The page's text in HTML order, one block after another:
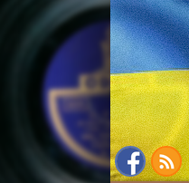
opera
opera
opera
opera
opera
opera
opera
opera
opera
opera